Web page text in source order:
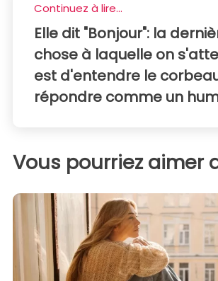
Continuez à lire...
Elle dit "Bonjour": la
chose à laquelle on
est d'entendre le
répondre comme un
Vous pourriez aimer